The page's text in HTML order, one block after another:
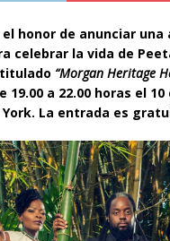
honor de anunciar
celebrar la vida de
“Morgan Heritage
19.00 a 22.00 horas el
La entrada es